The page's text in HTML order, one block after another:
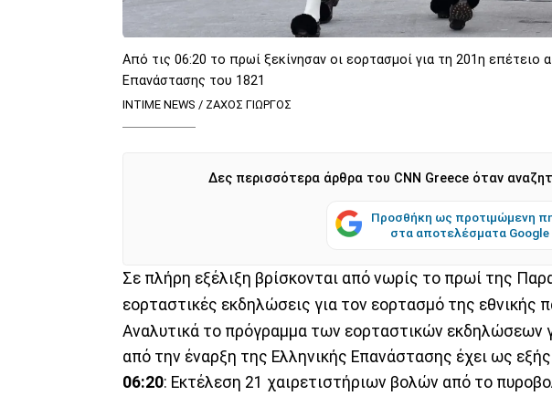
Από τις 06:20 το πρωί ξεκίνησαν οι εορτασμοί για τη 201η επέτειο
Επανάστασης του 1821
INTIME NEWS / ΖΑΧΟΣ ΓΙΩΡΓΟΣ
Δες περισσότερα άρθρα του CNN Greece όταν
Προσθήκη ως προτιμώμενη
στα αποτελέσματα Google
Σε πλήρη εξέλιξη βρίσκονται από νωρίς το πρωί της
εορταστικές εκδηλώσεις για τον εορτασμό της εθνικής
Αναλυτικά το πρόγραμμα των εορταστικών εκδηλώσεων
από την έναρξη της Ελληνικής Επανάστασης έχει ως
06:20: Εκτέλεση 21 χαιρετιστήριων βολών από το